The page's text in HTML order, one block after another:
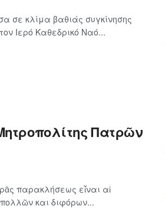
σε κλίμα βαθιάς συγκίνησης
Ιερό Καθεδρικό Ναό...
Πατρῶν
παρακλήσεως εἶναι αἱ
και διφόρων...